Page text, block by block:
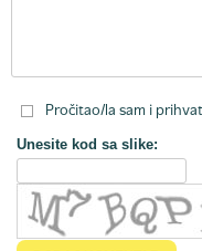
Pročitao/la sam i
Unesite kod sa slike: